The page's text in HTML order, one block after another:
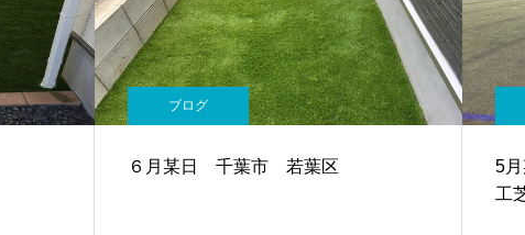
ブログ
６月某日 千葉市 若葉区
5
工